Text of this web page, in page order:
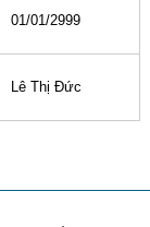
01/01/2999
Lê Thị Đức